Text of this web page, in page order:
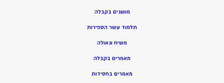
מושגים בקבלה
תלמוד עשר הספירות
משיח וגאולה
מאמרים בקבלה
מאמרים בחסידות